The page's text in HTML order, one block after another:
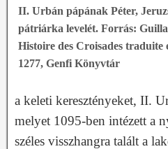
II. Urbán pápának Péter,
pátriárka levelét. Forrás:
Histoire des Croisades traduite
1277, Genfi Könyvtár
a keleti keresztényeket, II.
melyet 1095-ben intézett a
széles visszhangra talált a